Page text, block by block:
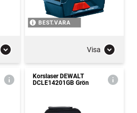
BEST.VARA
Visa
Korslaser DEWALT
DCLE14201GB Grön